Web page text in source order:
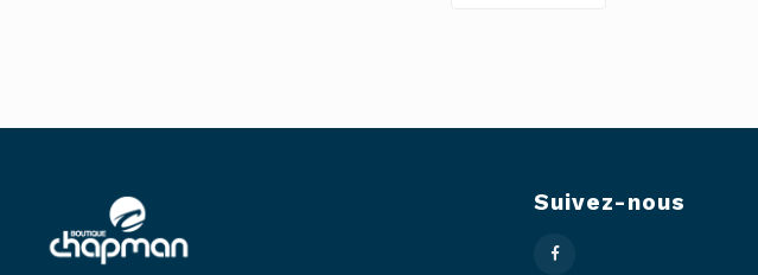
Suivez-nous